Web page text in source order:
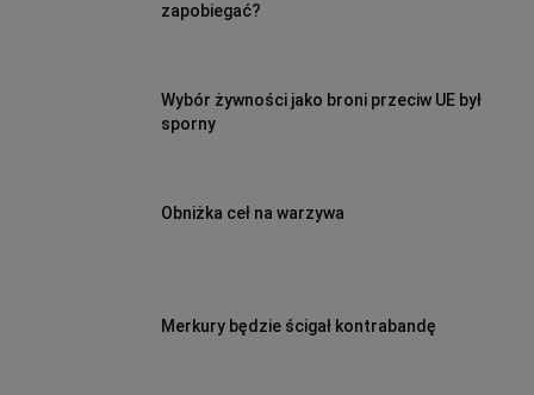
zapobiegać?
Wybór żywności jako broni przeciw UE był
sporny
Obniżka ceł na warzywa
Merkury będzie ścigał kontrabandę